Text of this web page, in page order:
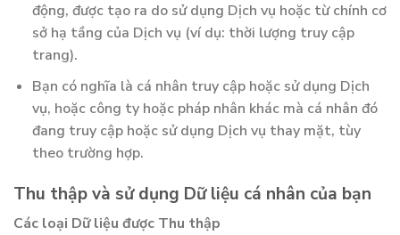
động, được tạo ra do sử dụng Dịch vụ hoặc từ chính cơ
sở hạ tầng của Dịch vụ (ví dụ: thời lượng truy cập
trang).
Bạn có nghĩa là cá nhân truy cập hoặc sử dụng Dịch
vụ, hoặc công ty hoặc pháp nhân khác mà cá nhân đó
đang truy cập hoặc sử dụng Dịch vụ thay mặt, tùy
theo trường hợp.
Thu thập và sử dụng Dữ liệu cá nhân của bạn
Các loại Dữ liệu được Thu thập